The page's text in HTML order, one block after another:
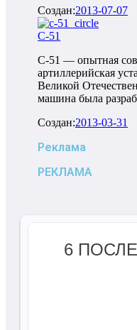
Создан:2013-07-07
С-51
С-51 — опытная
артиллерийская
Великой
машина была
Создан:2013-03-31
Реклама
РЕКЛАМА
6